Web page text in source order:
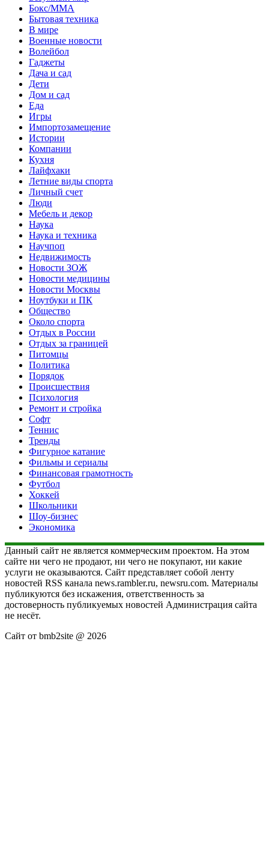
Бокс/MMA
Бытовая техника
В мире
Военные новости
Волейбол
Гаджеты
Дача и сад
Дети
Дом и сад
Еда
Игры
Импортозамещение
Истории
Компании
Кухня
Лайфхаки
Летние виды спорта
Личный счет
Люди
Мебель и декор
Наука
Наука и техника
Научпоп
Недвижимость
Новости ЗОЖ
Новости медицины
Новости Москвы
Ноутбуки и ПК
Общество
Около спорта
Отдых в России
Отдых за границей
Питомцы
Политика
Порядок
Происшествия
Психология
Ремонт и стройка
Софт
Теннис
Тренды
Фигурное катание
Фильмы и сериалы
Финансовая грамотность
Футбол
Хоккей
Школьники
Шоу-бизнес
Экономика
Данный сайт не является коммерческим проектом. На этом
сайте ни чего не продают, ни чего не покупают, ни какие
услуги не оказываются. Сайт представляет собой ленту
новостей RSS канала news.rambler.ru, newsru.com. Материалы
публикуются без искажения, ответственность за
достоверность публикуемых новостей Администрация сайта
не несёт.
Сайт от bmb2site @ 2026